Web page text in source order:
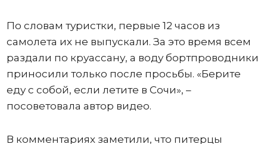
По словам туристки, первые 12 часов из
самолета их не выпускали. За это время всем
раздали по круассану, а воду бортпроводники
приносили только после просьбы. «Берите
еду с собой, если летите в Сочи», –
посоветовала автор видео.
В комментариях заметили, что питерцы